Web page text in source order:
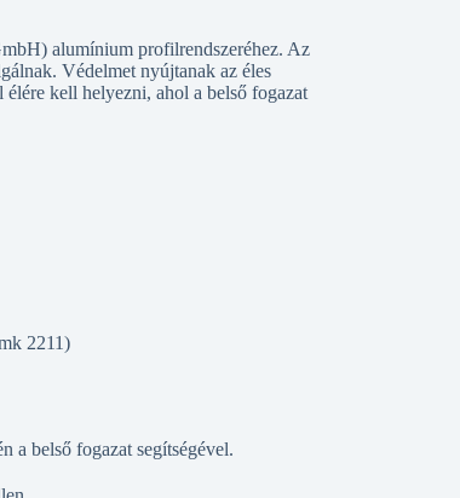
alumínium profilrendszeréhez. Az
Védelmet nyújtanak az éles
kell helyezni, ahol a belső fogazat
2211)
a belső fogazat segítségével.